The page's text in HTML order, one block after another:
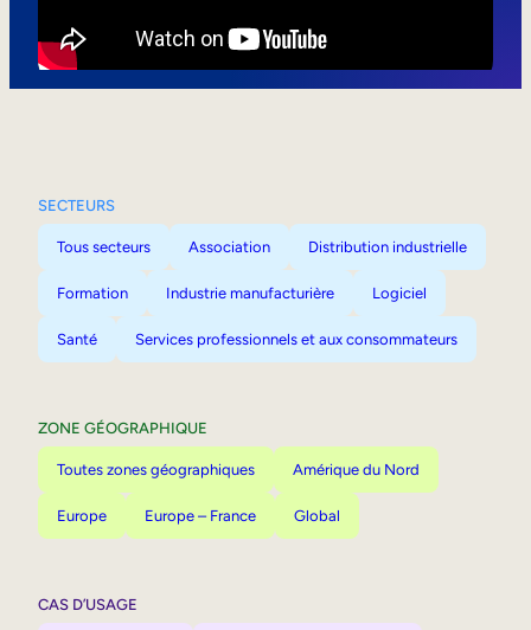
SECTEURS
Tous secteurs Association Distribution industrielle
Formation Industrie manufacturière Logiciel
Santé Services professionnels et aux consommateurs
ZONE GÉOGRAPHIQUE
Toutes zones géographiques Amérique du Nord
Europe Europe – France Global
CAS D’USAGE